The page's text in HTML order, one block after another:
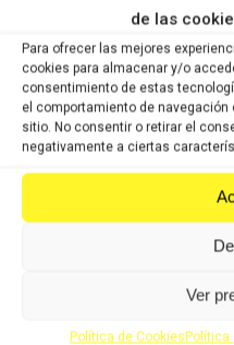
de las
Para ofrecer las mejores
cookies para almacenar y/o
consentimiento de estas
el comportamiento de
sitio. No consentir o retirar el
negativamente a ciertas
Ver
Política de CookiesPolítica
a jueves, de 8 a 14:00h y de 15
Carrer Josep Maria Sert, 13,
La Garriga, Barcelona